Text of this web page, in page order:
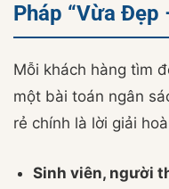
Pháp “Vừa Đẹp
Mỗi khách hàng tìm
một bài toán ngân
rẻ chính là lời giải
Sinh viên, người